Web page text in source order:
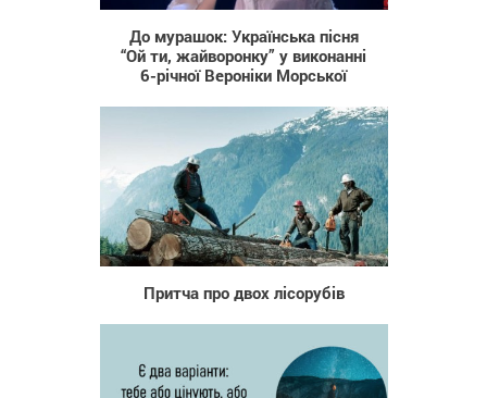
До мурашок: Українська пісня
“Ой ти, жайворонку” у виконанні
6-річної Вероніки Морської
2 172
Притча про двох лісорубів